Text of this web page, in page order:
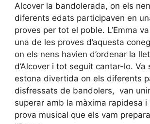
Alcover la bandolerada, on els
diferents edats participaven en
proves per tot el poble. L’Emma
una de les proves d’aquesta
on els nens havien d’ordenar la
d’Alcover i tot seguit cantar-lo. Va
estona divertida on els diferents
disfressats de bandolers, van
superar amb la màxima rapidesa i
prova musical que els vam